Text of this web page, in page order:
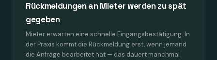
Rückmeldungen an Mieter werden zu spät
gegeben
Mieter erwarten eine schnelle Eingangsbestätigung. In
der Praxis kommt die Rückmeldung erst, wenn jemand
die Anfrage bearbeitet hat — das dauert manchmal